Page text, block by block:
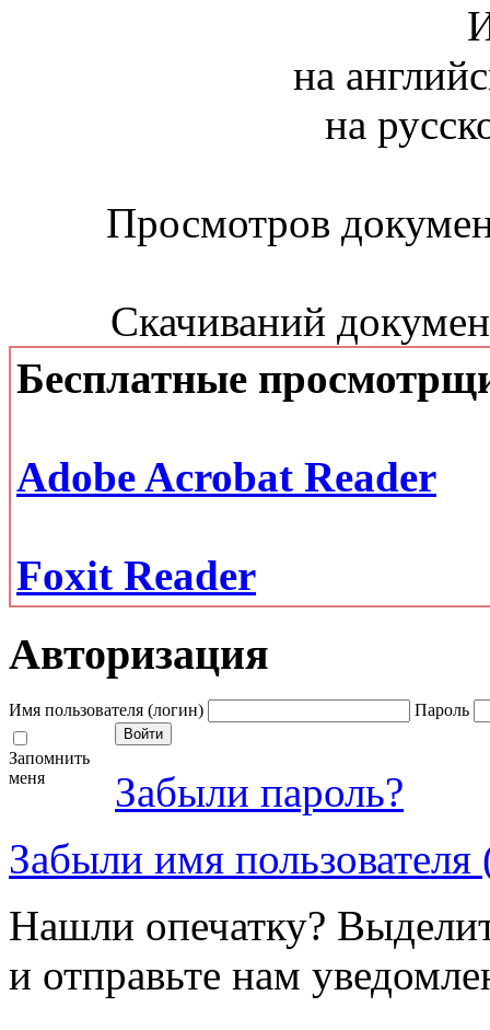
на
на
Просмотров
Скачиваний
Бесплатные
Adobe Acrobat Reader
Foxit Reader
Авторизация
Имя пользователя (логин) Пароль
Запомнить
меня
Забыли пароль?
Забыли имя пользователя
Нашли опечатку?
и отправьте нам